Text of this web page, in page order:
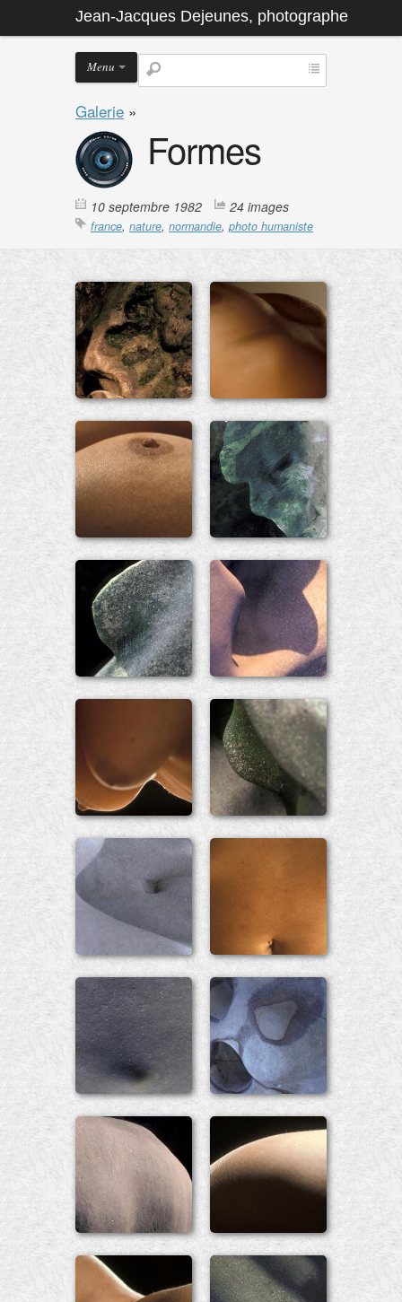
Jean-Jacques Dejeunes, photographe
Menu
Galerie »
Formes
10 septembre 1982 24 images
france, nature, normandie, photo humaniste